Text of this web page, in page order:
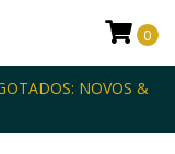
NOVOS &
0